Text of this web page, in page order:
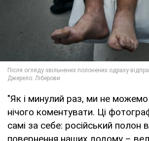
"Як і минулий раз, ми не
нічого коментувати. Ці
самі за себе: російський полон
повернення наших додому –